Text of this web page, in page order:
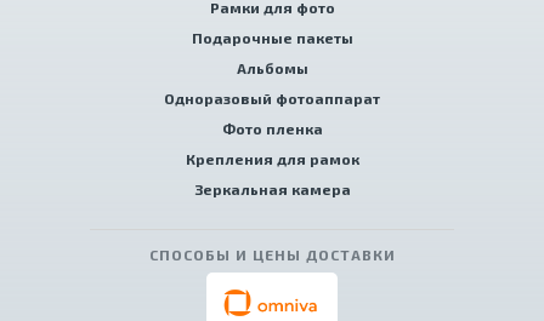
Рамки для фото
Подарочные пакеты
Альбомы
Одноразовый фотоаппарат
Фото пленка
Крепления для рамок
Зеркальная камера
СПОСОБЫ И ЦЕНЫ ДОСТАВКИ